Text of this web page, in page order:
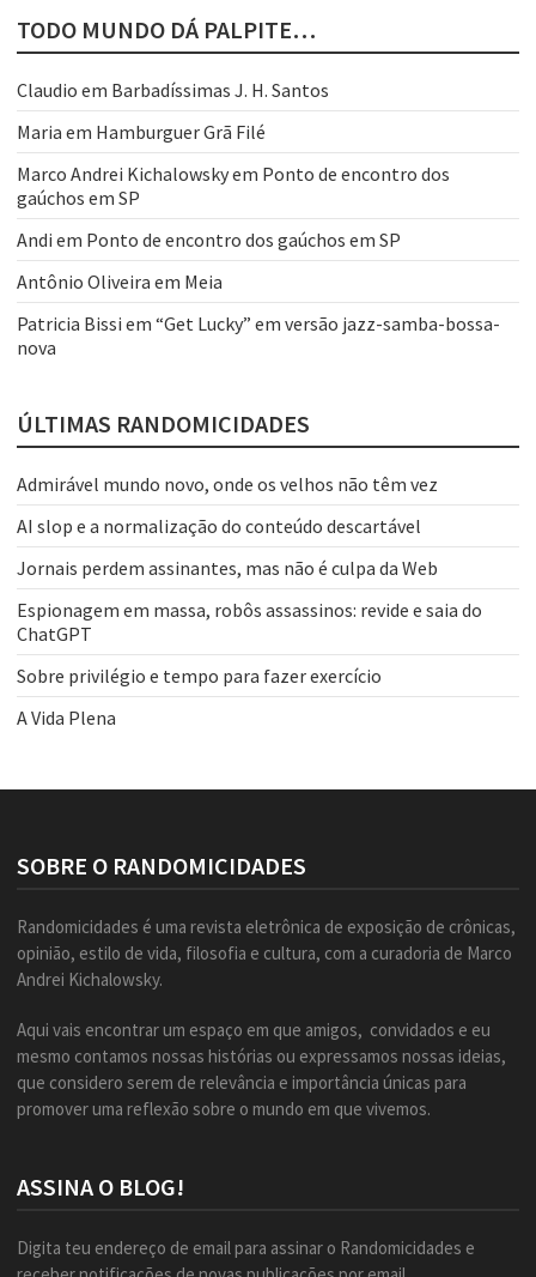
TODO MUNDO DÁ PALPITE…
Claudio em Barbadíssimas J. H. Santos
Maria em Hamburguer Grã Filé
Marco Andrei Kichalowskyem Ponto de encontro dos
gaúchos em SP
Andi em Ponto de encontro dos gaúchos em SP
Antônio Oliveira em Meia
Patricia Bissi em “Get Lucky” em versão jazz-samba-bossa-
nova
ÚLTIMAS RANDOMICIDADES
Admirável mundo novo, onde os velhos não têm vez
AI slop e a normalização do conteúdo descartável
Jornais perdem assinantes, mas não é culpa da Web
Espionagem em massa, robôs assassinos: revide e saia do
ChatGPT
Sobre privilégio e tempo para fazer exercício
A Vida Plena
SOBRE O RANDOMICIDADES
Randomicidades é uma revista eletrônica de exposição de crônicas,
opinião, estilo de vida, filosofia e cultura, com a curadoria de Marco
Andrei Kichalowsky.
Aqui vais encontrar um espaço em que amigos, convidados e eu
mesmo contamos nossas histórias ou expressamos nossas ideias,
que considero serem de relevância e importância únicas para
promover uma reflexão sobre o mundo em que vivemos.
ASSINA O BLOG!
Digita teu endereço de email para assinar o Randomicidades e